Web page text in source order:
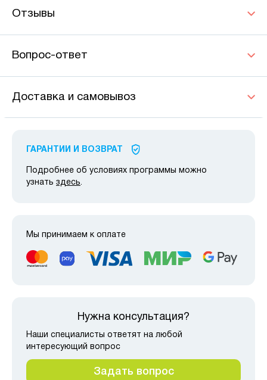
Отзывы
Вопрос-ответ
Доставка и самовывоз
ГАРАНТИИ И ВОЗВРАТ
Подробнее об условиях программы можно
узнать здесь.
Мы принимаем к оплате
Нужна консультация?
Наши специалисты ответят на любой
интересующий вопрос
Задать вопрос